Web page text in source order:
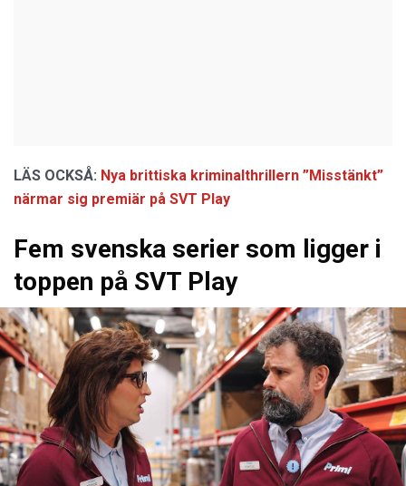
LÄS OCKSÅ: Nya brittiska kriminalthrillern ”Misstänkt”
närmar sig premiär på SVT Play
Fem svenska serier som ligger i
toppen på SVT Play